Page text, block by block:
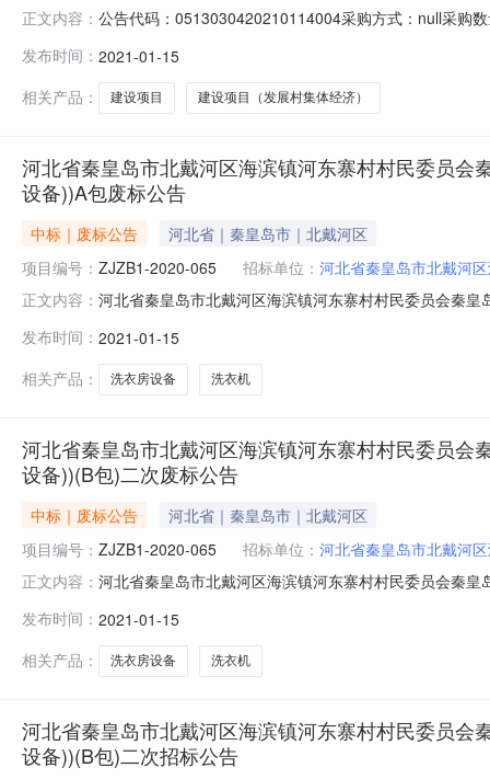
正文内容： 公告代码：0513030420210114004采购方式：null采购
河区海滨镇河东寨村村民委员会秦皇岛市2020年农村综
发布时间： 2021-01-15
相关产品：
建设项目 建设项目（发展村集体经济）
河北省秦皇岛市北戴河区海滨镇河东寨村村民委员
设备))A包废标公告
中标｜废标公告
河北省｜秦皇岛市｜北戴河区
项目编号： ZJZB1-2020-065 招标单位： 河北省秦皇岛市北戴河
正文内容： 河北省秦皇岛市北戴河区海滨镇河东寨村村民委员会秦
所属行业：;洗衣机;采购项目编号：ZJZB1-2020-065采
河区
发布时间： 2021-01-15
相关产品：
洗衣房设备 洗衣机
河北省秦皇岛市北戴河区海滨镇河东寨村村民委员
设备))(B包)二次废标公告
中标｜废标公告
河北省｜秦皇岛市｜北戴河区
项目编号： ZJZB1-2020-065 招标单位： 河北省秦皇岛市北戴河
正文内容： 河北省秦皇岛市北戴河区海滨镇河东寨村村民委员会秦
衣房设备所属行业：;洗衣机;采购项目编号：ZJZB1-
岛市
发布时间： 2021-01-15
相关产品：
洗衣房设备 洗衣机
河北省秦皇岛市北戴河区海滨镇河东寨村村民委员
设备))(B包)二次招标公告